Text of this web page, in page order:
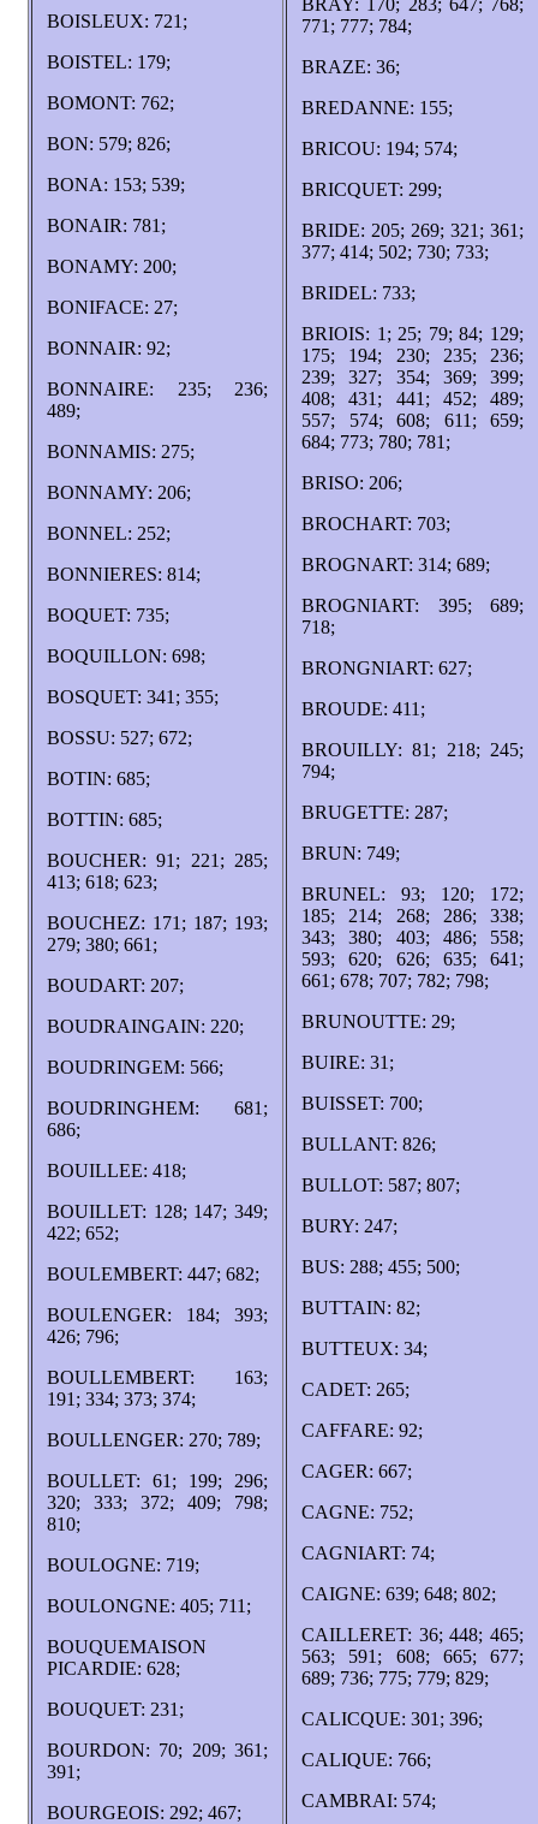
BOISLEUX: 721;
BOISTEL: 179;
BOMONT: 762;
BON: 579; 826;
BONA: 153; 539;
BONAIR: 781;
BONAMY: 200;
BONIFACE: 27;
BONNAIR: 92;
BONNAIRE: 235; 236;
489;
BONNAMIS: 275;
BONNAMY: 206;
BONNEL: 252;
BONNIERES: 814;
BOQUET: 735;
BOQUILLON: 698;
BOSQUET: 341; 355;
BOSSU: 527; 672;
BOTIN: 685;
BOTTIN: 685;
BOUCHER: 91; 221; 285;
413; 618; 623;
BOUCHEZ: 171; 187; 193;
279; 380; 661;
BOUDART: 207;
BOUDRAINGAIN: 220;
BOUDRINGEM: 566;
BOUDRINGHEM: 681;
686;
BOUILLEE: 418;
BOUILLET: 128; 147; 349;
422; 652;
BOULEMBERT: 447; 682;
BOULENGER: 184; 393;
426; 796;
BOULLEMBERT: 163;
191; 334; 373; 374;
BOULLENGER: 270; 789;
BOULLET: 61; 199; 296;
320; 333; 372; 409; 798;
810;
BOULOGNE: 719;
BOULONGNE: 405; 711;
BOUQUEMAISON
PICARDIE: 628;
BOUQUET: 231;
BOURDON: 70; 209; 361;
391;
BOURGEOIS: 292; 467;
771; 777; 784;
BRAZE: 36;
BREDANNE: 155;
BRICOU: 194; 574;
BRICQUET: 299;
BRIDE: 205; 269; 321; 361;
377; 414; 502; 730; 733;
BRIDEL: 733;
BRIOIS: 1; 25; 79; 84; 129;
175; 194; 230; 235; 236;
239; 327; 354; 369; 399;
408; 431; 441; 452; 489;
557; 574; 608; 611; 659;
684; 773; 780; 781;
BRISO: 206;
BROCHART: 703;
BROGNART: 314; 689;
BROGNIART: 395; 689;
718;
BRONGNIART: 627;
BROUDE: 411;
BROUILLY: 81; 218; 245;
794;
BRUGETTE: 287;
BRUN: 749;
BRUNEL: 93; 120; 172;
185; 214; 268; 286; 338;
343; 380; 403; 486; 558;
593; 620; 626; 635; 641;
661; 678; 707; 782; 798;
BRUNOUTTE: 29;
BUIRE: 31;
BUISSET: 700;
BULLANT: 826;
BULLOT: 587; 807;
BURY: 247;
BUS: 288; 455; 500;
BUTTAIN: 82;
BUTTEUX: 34;
CADET: 265;
CAFFARE: 92;
CAGER: 667;
CAGNE: 752;
CAGNIART: 74;
CAIGNE: 639; 648; 802;
CAILLERET: 36; 448; 465;
563; 591; 608; 665; 677;
689; 736; 775; 779; 829;
CALICQUE: 301; 396;
CALIQUE: 766;
CAMBRAI: 574;